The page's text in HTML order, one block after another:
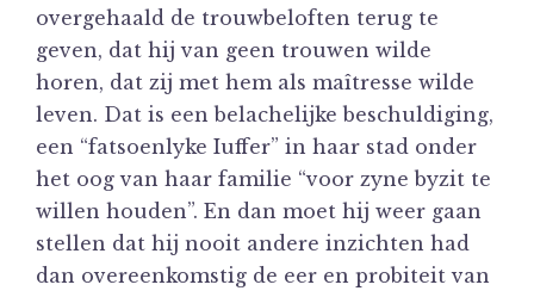
overgehaald de trouwbeloften terug te
geven, dat hij van geen trouwen wilde
horen, dat zij met hem als maîtresse wilde
leven. Dat is een belachelijke beschuldiging,
een “fatsoenlyke Iuffer” in haar stad onder
het oog van haar familie “voor zyne byzit te
willen houden”. En dan moet hij weer gaan
stellen dat hij nooit andere inzichten had
dan overeenkomstig de eer en probiteit van